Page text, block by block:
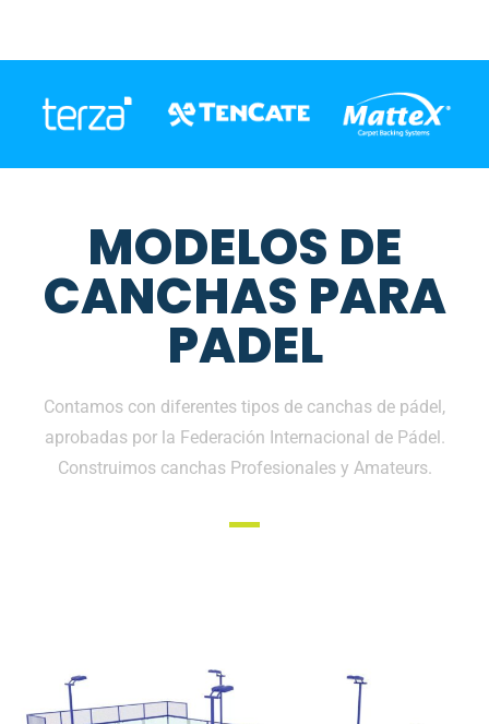
MODELOS DE
CANCHAS PARA
PADEL
Contamos con diferentes tipos de canchas de pádel,
aprobadas por la Federación Internacional de Pádel.
Construimos canchas Profesionales y Amateurs.